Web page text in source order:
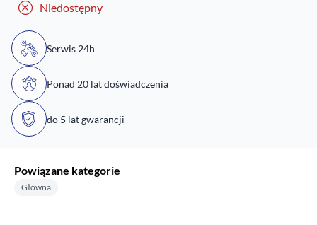
Niedostępny
Serwis 24h
Ponad 20 lat doświadczenia
do 5 lat gwarancji
Powiązane kategorie
Główna